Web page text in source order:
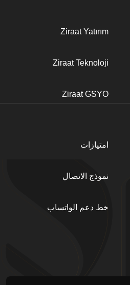
Ziraat Yatırım
Ziraat Teknoloji
Ziraat GSYO
امتيازات
نموذج الاتصال
خط دعم الواتساب